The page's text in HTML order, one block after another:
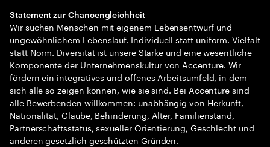
Statement zur Chancengleichheit
Wir suchen Menschen mit eigenem Lebensentwurf und
ungewöhnlichem Lebenslauf. Individuell statt uniform. Vielfalt
statt Norm. Diversität ist unsere Stärke und eine wesentliche
Komponente der Unternehmenskultur von Accenture. Wir
fördern ein integratives und offenes Arbeitsumfeld, in dem
sich alle so zeigen können, wie sie sind. Bei Accenture sind
alle Bewerbenden willkommen: unabhängig von Herkunft,
Nationalität, Glaube, Behinderung, Alter, Familienstand,
Partnerschaftsstatus, sexueller Orientierung, Geschlecht und
anderen gesetzlich geschützten Gründen.